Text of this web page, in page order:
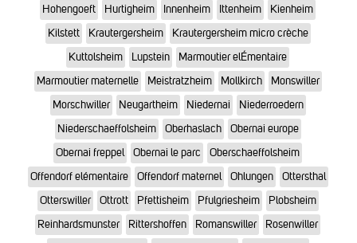
Hohengoeft
Hurtigheim Innenheim Ittenheim
Kienheim
Kilstett
Krautergersheim
Krautergersheim micro crèche
Kuttolsheim
Lupstein
Marmoutier elÉmentaire
Marmoutier maternelle
Meistratzheim Mollkirch
Monswiller
Morschwiller
Neugartheim Niedernai
Niederroedern
Niederschaeffolsheim
Oberhaslach
Obernai europe
Obernai freppel
Obernai le parc
Oberschaeffolsheim
Offendorf elémentaire
Offendorf maternel Ohlungen
Ottersthal
Otterswiller
Ottrott Pfettisheim Pfulgriesheim
Plobsheim
Reinhardsmunster
Rittershoffen Romanswiller
Rosenwiller